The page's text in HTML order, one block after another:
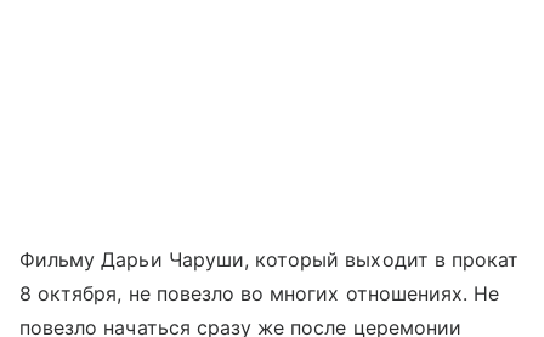
Фильму Дарьи Чаруши, который выходит в прокат
8 октября, не повезло во многих отношениях. Не
повезло начаться сразу же после церемонии